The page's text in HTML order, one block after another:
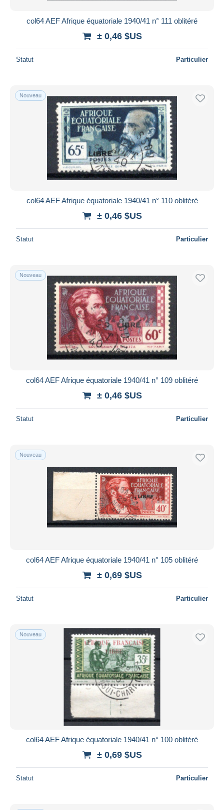
col64 AEF Afrique équatoriale 1940/41 n° 111 oblitéré
± 0,46 $US
Statut Particulier
Nouveau
col64 AEF Afrique équatoriale 1940/41 n° 110 oblitéré
± 0,46 $US
Statut Particulier
Nouveau
col64 AEF Afrique équatoriale 1940/41 n° 109 oblitéré
± 0,46 $US
Statut Particulier
Nouveau
col64 AEF Afrique équatoriale 1940/41 n° 105 oblitéré
± 0,69 $US
Statut Particulier
Nouveau
col64 AEF Afrique équatoriale 1940/41 n° 100 oblitéré
± 0,69 $US
Statut Particulier